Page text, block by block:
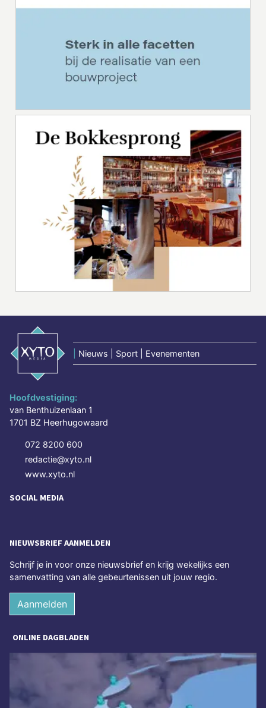
Nieuws | Sport | Evenementen
Hoofdvestiging:
van Benthuizenlaan 1
1701 BZ Heerhugowaard
072 8200 600
redactie@xyto.nl
www.xyto.nl
SOCIAL MEDIA
NIEUWSBRIEF AANMELDEN
Schrijf je in voor onze nieuwsbrief en krijg wekelijks een
samenvatting van alle gebeurtenissen uit jouw regio.
Aanmelden
ONLINE DAGBLADEN